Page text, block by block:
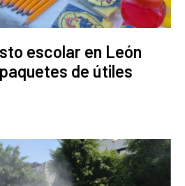
escolar en León
de útiles